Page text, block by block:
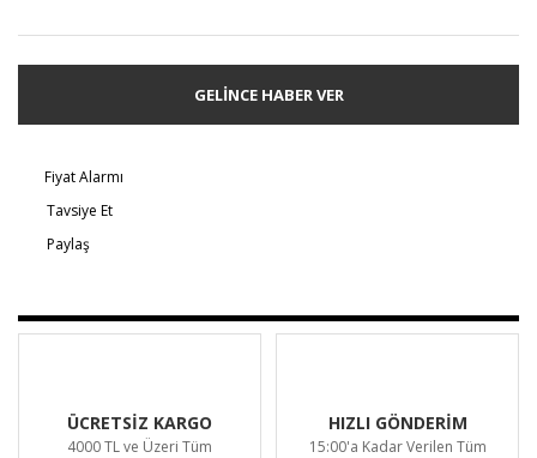
GELİNCE HABER VER
Fiyat Alarmı
Tavsiye Et
Paylaş
ÜCRETSİZ KARGO
4000 TL ve Üzeri Tüm
HIZLI GÖNDERİM
15:00'a Kadar Verilen Tüm